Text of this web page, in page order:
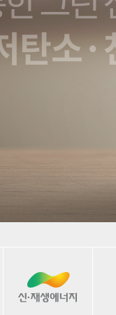
함께하겠습